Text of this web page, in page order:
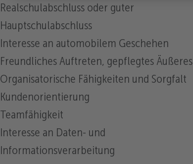
Realschulabschluss oder guter
Hauptschulabschluss
Interesse an automobilem Geschehen
Freundliches Auftreten, gepflegtes Äußeres
Organisatorische Fähigkeiten und Sorgfalt
Kundenorientierung
Teamfähigkeit
Interesse an Daten- und
Informationsverarbeitung